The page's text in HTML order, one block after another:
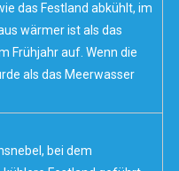
das Festland abkühlt, im
wärmer ist als das
Frühjahr auf. Wenn die
als das Meerwasser
bei dem